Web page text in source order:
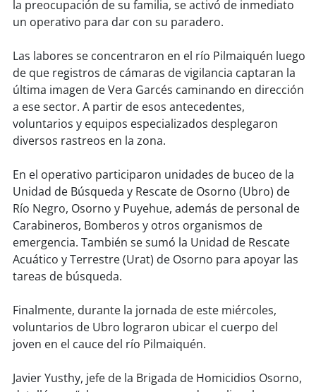
soy valparaíso
soy quillota
soysanantonio
soychillán
soysancarlos
soytalcahuano
soyconcepción
soycoronel
soyarauco
soytemuco
soyvaldivia
la preocupación de su familia, se activó de inmediato
un operativo para dar con su paradero.
Las labores se concentraron en el río Pilmaiquén luego
de que registros de cámaras de vigilancia captaran la
última imagen de Vera Garcés caminando en dirección
a ese sector. A partir de esos antecedentes,
voluntarios y equipos especializados desplegaron
diversos rastreos en la zona.
En el operativo participaron unidades de buceo de la
Unidad de Búsqueda y Rescate de Osorno (Ubro) de
Río Negro, Osorno y Puyehue, además de personal de
Carabineros, Bomberos y otros organismos de
emergencia. También se sumó la Unidad de Rescate
Acuático y Terrestre (Urat) de Osorno para apoyar las
tareas de búsqueda.
Finalmente, durante la jornada de este miércoles,
voluntarios de Ubro lograron ubicar el cuerpo del
joven en el cauce del río Pilmaiquén.
Javier Yusthy, jefe de la Brigada de Homicidios Osorno,